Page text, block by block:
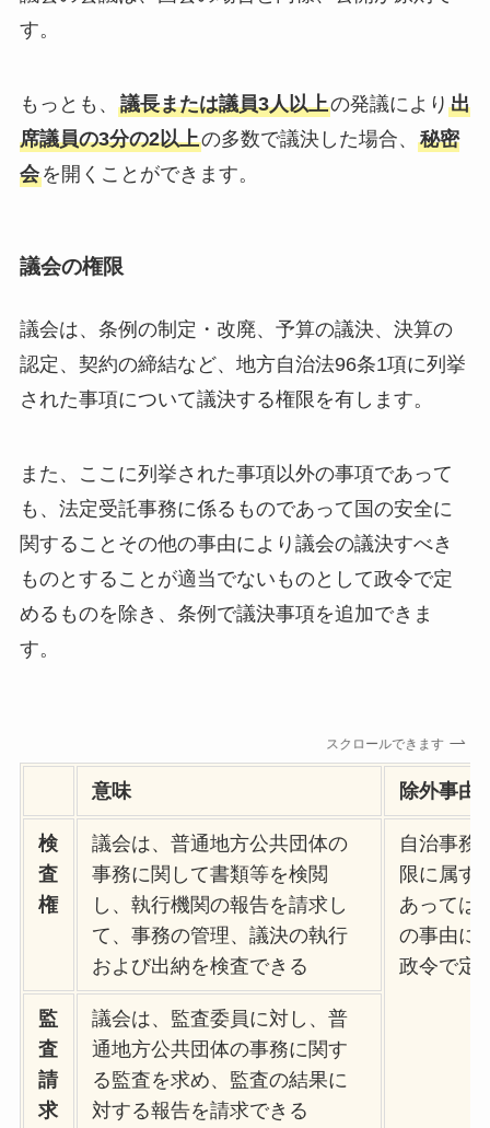
す。
もっとも、 議長または議員3人以上の発議により 出
席議員の3分の2以上の多数で議決した場合、 秘密
会を開くことができます。
議会の権限
議会は、条例の制定・改廃、予算の議決、決算の
認定、契約の締結など、地方自治法96条1項に列挙
された事項について議決する権限を有します。
また、ここに列挙された事項以外の事項であって
も、法定受託事務に係るものであって国の安全に
関することその他の事由により議会の議決すべき
ものとすることが適当でないものとして政令で定
めるものを除き、条例で議決事項を追加できま
す。
スクロールできます
意味 除外事由
検
査
権
議会は、普通地方公共団体の
事務に関して書類等を検閲
し、執行機関の報告を請求し
て、事務の管理、議決の執行
および出納を検査できる
自治事務
限に属す
あっては
の事由に
政令で定
監
査
請
求
議会は、監査委員に対し、普
通地方公共団体の事務に関す
る監査を求め、監査の結果に
対する報告を請求できる